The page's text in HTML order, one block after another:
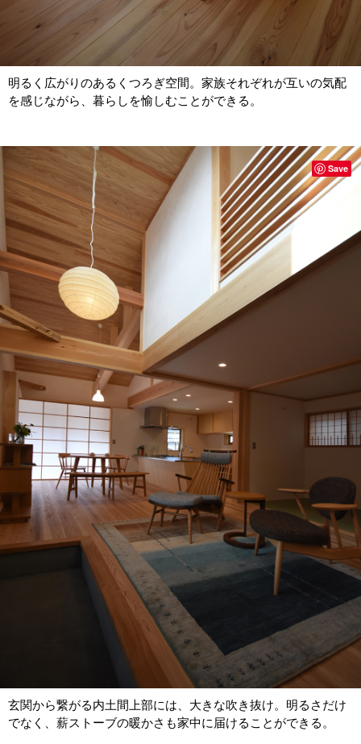
明るく広がりのあるくつろぎ空間。家族それぞれが互いの気配
を感じながら、暮らしを愉しむことができる。
玄関から繋がる内土間上部には、大きな吹き抜け。明るさだけ
でなく、薪ストーブの暖かさも家中に届けることができる。
Save